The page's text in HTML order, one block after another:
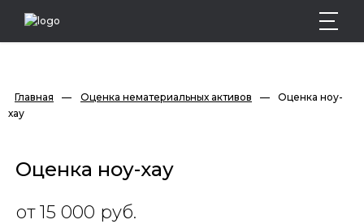
Главная — Оценка нематериальных активов —
Оценка ноу-
хау
Оценка ноу-хау
от 15 000 руб.